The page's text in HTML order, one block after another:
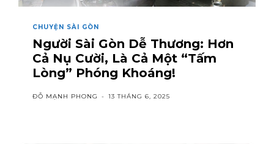
CHUYỆN SÀI GÒN
Người Sài Gòn Dễ Thương: Hơn
Cả Nụ Cười, Là Cả Một “Tấm
Lòng” Phóng Khoáng!
ĐỖ MẠNH PHONG - 13 THÁNG 6, 2025